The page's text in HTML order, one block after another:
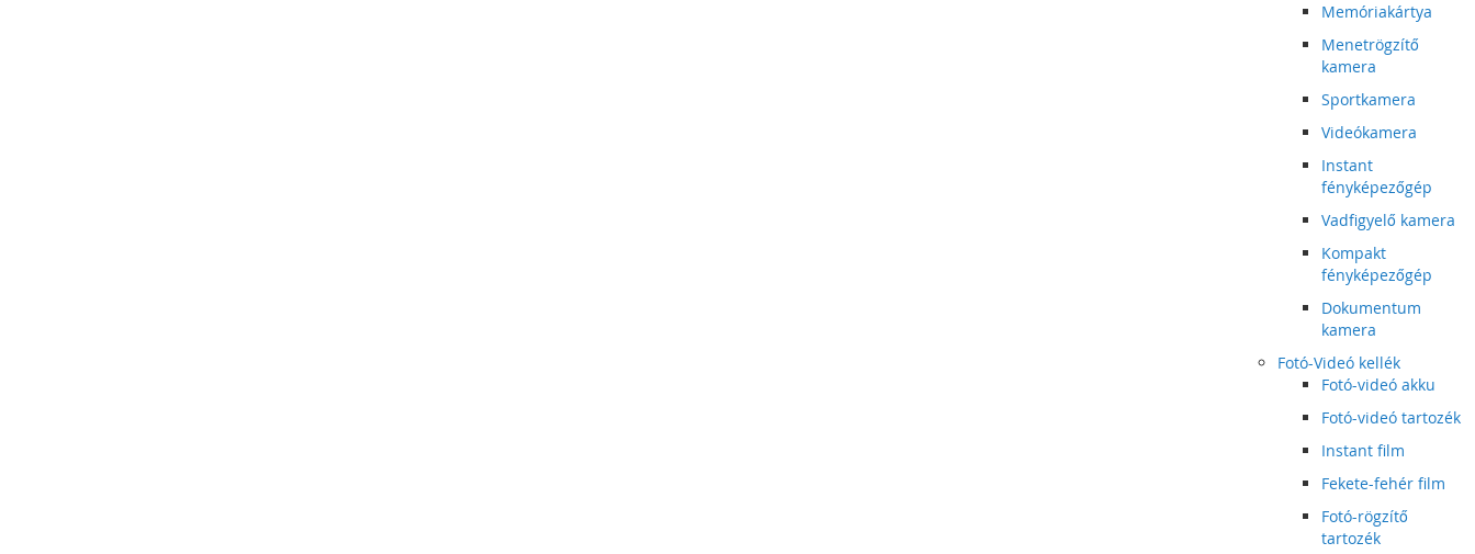
Memóriakártya
Menetrögzítő
kamera
Sportkamera
Videókamera
Instant
fényképezőgép
Vadfigyelő kamera
Kompakt
fényképezőgép
Dokumentum
kamera
Fotó-Videó kellék
Fotó-videó akku
Fotó-videó tartozék
Instant film
Fekete-fehér film
Fotó-rögzítő
tartozék